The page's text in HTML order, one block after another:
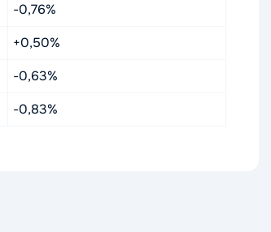
-0,76%
+0,50%
-0,63%
-0,83%